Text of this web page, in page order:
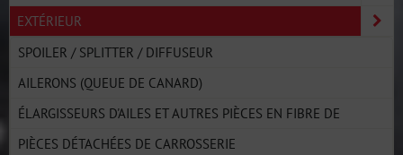
EXTÉRIEUR
SPOILER / SPLITTER / DIFFUSEUR
AILERONS (QUEUE DE CANARD)
ÉLARGISSEURS D'AILES ET AUTRES PIÈCES EN FIBRE DE
PIÈCES DÉTACHÉES DE CARROSSERIE